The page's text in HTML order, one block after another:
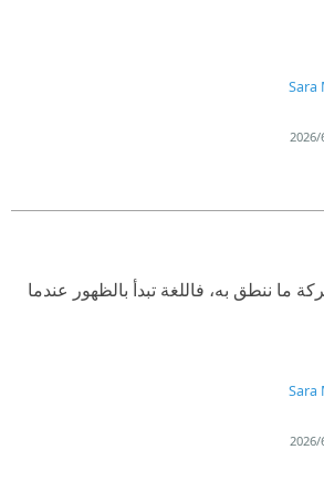
Sara
ما ننطق به، فاللغة تبدأ بالظهور عندما
Sara